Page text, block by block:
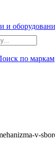
и
по маркам
v-